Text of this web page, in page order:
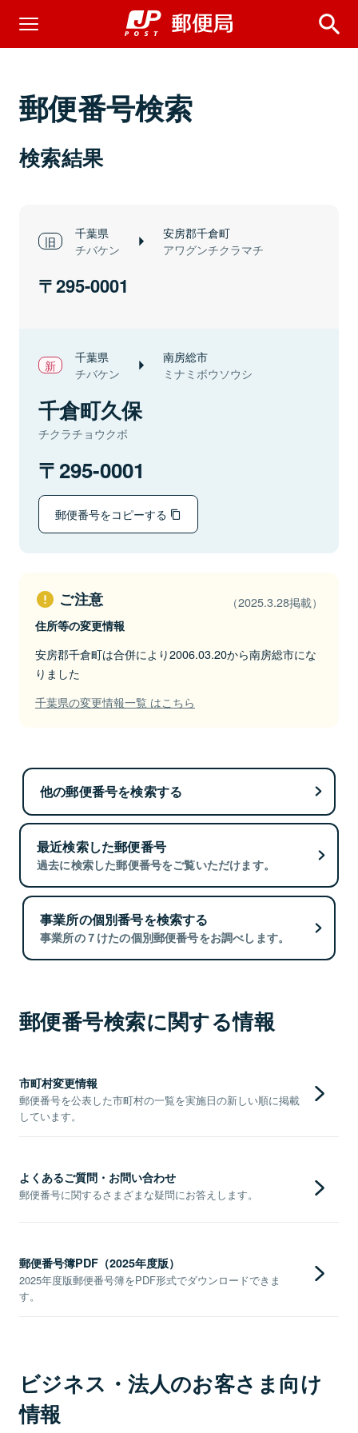
郵便番号検索
検索結果
千葉県
チバケン
安房郡千倉町
アワグンチクラマチ
295-0001
千葉県
チバケン
南房総市
ミナミボウソウシ
千倉町久保
チクラチョウクボ
295-0001
郵便番号をコピーする
ご注意 （2025.3.28掲載）
住所等の変更情報
安房郡千倉町は合併により2006.03.20から南房総市にな
りました
千葉県の変更情報一覧 はこちら
他の郵便番号を検索する
最近検索した郵便番号
過去に検索した郵便番号をご覧いただけます。
事業所の個別番号を検索する
事業所の７けたの個別郵便番号をお調べします。
郵便番号検索に関する情報
市町村変更情報
郵便番号を公表した市町村の一覧を実施日の新しい順に掲載
しています。
よくあるご質問・お問い合わせ
郵便番号に関するさまざまな疑問にお答えします。
郵便番号簿PDF（2025年度版）
2025年度版郵便番号簿をPDF形式でダウンロードできま
す。
ビジネス・法人のお客さま向け
情報